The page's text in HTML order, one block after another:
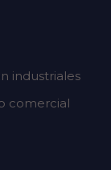
industriales
comercial